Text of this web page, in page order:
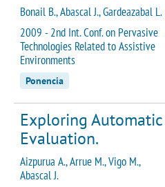
Bonail B., Abascal J., Gardeazabal L.
2009 - 2nd Int. Conf. on Pervasive
Technologies Related to Assistive
Environments
Ponencia
Exploring Automatic
Evaluation.
Aizpurua A., Arrue M., Vigo M.,
Abascal J.